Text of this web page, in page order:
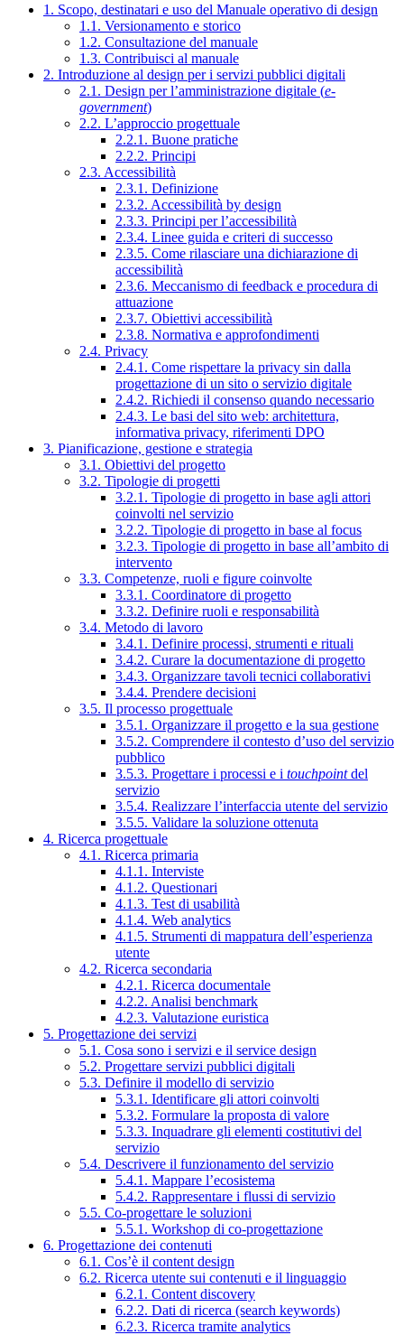
1. Scopo, destinatari e uso del Manuale operativo di design
1.1. Versionamento e storico
1.2. Consultazione del manuale
1.3. Contribuisci al manuale
2. Introduzione al design per i servizi pubblici digitali
2.1. Design per l’amministrazione digitale (e-
government)
2.2. L’approccio progettuale
2.2.1. Buone pratiche
2.2.2. Principi
2.3. Accessibilità
2.3.1. Definizione
2.3.2. Accessibilità by design
2.3.3. Principi per l’accessibilità
2.3.4. Linee guida e criteri di successo
2.3.5. Come rilasciare una dichiarazione di
accessibilità
2.3.6. Meccanismo di feedback e procedura di
attuazione
2.3.7. Obiettivi accessibilità
2.3.8. Normativa e approfondimenti
2.4. Privacy
2.4.1. Come rispettare la privacy sin dalla
progettazione di un sito o servizio digitale
2.4.2. Richiedi il consenso quando necessario
2.4.3. Le basi del sito web: architettura,
informativa privacy, riferimenti DPO
3. Pianificazione, gestione e strategia
3.1. Obiettivi del progetto
3.2. Tipologie di progetti
3.2.1. Tipologie di progetto in base agli attori
coinvolti nel servizio
3.2.2. Tipologie di progetto in base al focus
3.2.3. Tipologie di progetto in base all’ambito di
intervento
3.3. Competenze, ruoli e figure coinvolte
3.3.1. Coordinatore di progetto
3.3.2. Definire ruoli e responsabilità
3.4. Metodo di lavoro
3.4.1. Definire processi, strumenti e rituali
3.4.2. Curare la documentazione di progetto
3.4.3. Organizzare tavoli tecnici collaborativi
3.4.4. Prendere decisioni
3.5. Il processo progettuale
3.5.1. Organizzare il progetto e la sua gestione
3.5.2. Comprendere il contesto d’uso del servizio
pubblico
3.5.3. Progettare i processi e i touchpointdel
servizio
3.5.4. Realizzare l’interfaccia utente del servizio
3.5.5. Validare la soluzione ottenuta
4. Ricerca progettuale
4.1. Ricerca primaria
4.1.1. Interviste
4.1.2. Questionari
4.1.3. Test di usabilità
4.1.4. Web analytics
4.1.5. Strumenti di mappatura dell’esperienza
utente
4.2. Ricerca secondaria
4.2.1. Ricerca documentale
4.2.2. Analisi benchmark
4.2.3. Valutazione euristica
5. Progettazione dei servizi
5.1. Cosa sono i servizi e il service design
5.2. Progettare servizi pubblici digitali
5.3. Definire il modello di servizio
5.3.1. Identificare gli attori coinvolti
5.3.2. Formulare la proposta di valore
5.3.3. Inquadrare gli elementi costitutivi del
servizio
5.4. Descrivere il funzionamento del servizio
5.4.1. Mappare l’ecosistema
5.4.2. Rappresentare i flussi di servizio
5.5. Co-progettare le soluzioni
5.5.1. Workshop di co-progettazione
6. Progettazione dei contenuti
6.1. Cos’è il content design
6.2. Ricerca utente sui contenuti e il linguaggio
6.2.1. Content discovery
6.2.2. Dati di ricerca (search keywords)
6.2.3. Ricerca tramite analytics